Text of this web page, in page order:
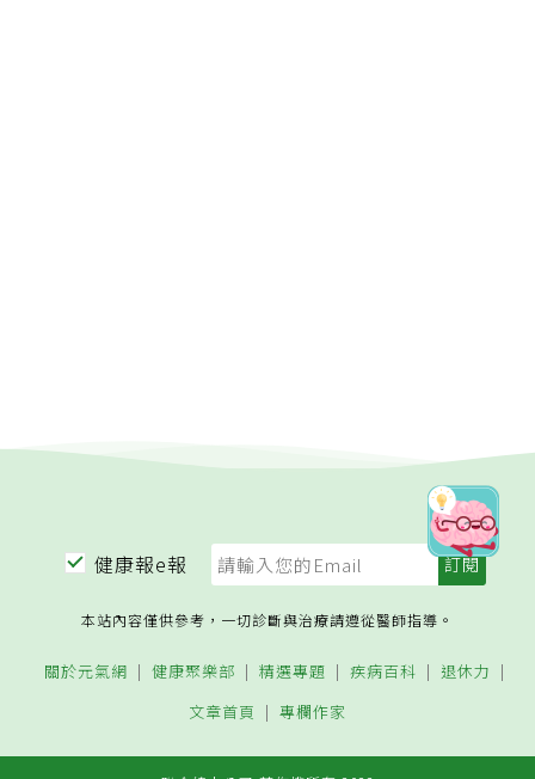
健康報e報
本站內容僅供參考，一切診斷與治療請遵從醫師指導。
關於元氣網 健康聚樂部 精選專題 疾病百科
退休力
文章首頁
專欄作家